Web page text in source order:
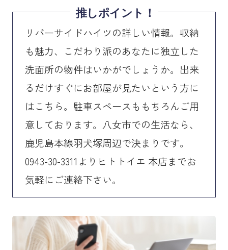
推しポイント！
リバーサイドハイツの詳しい情報。収納
も魅力、こだわり派のあなたに独立した
洗面所の物件はいかがでしょうか。出来
るだけすぐにお部屋が見たいという方に
はこちら。駐車スペースももちろんご用
意しております。八女市での生活なら、
鹿児島本線羽犬塚周辺で決まりです。
0943-30-3311よりヒトトイエ 本店までお
気軽にご連絡下さい。